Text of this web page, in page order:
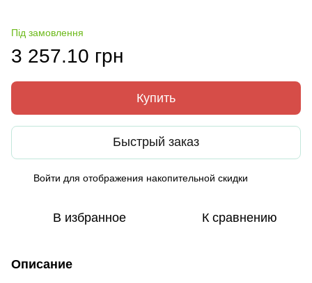
Під замовлення
3 257.10 грн
Купить
Быстрый заказ
Войти для отображения накопительной скидки
В избранное К сравнению
Описание